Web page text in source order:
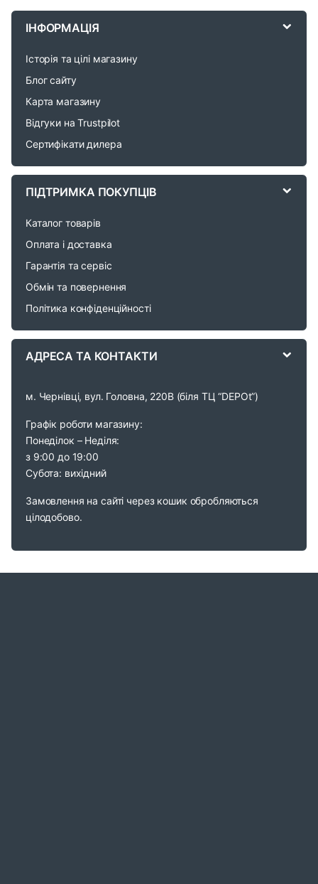
C
ІНФОРМАЦІЯ
Історія та цілі магазину
Блог сайту
Карта магазину
Відгуки на Trustpilot
Сертифікати дилера
ПІДТРИМКА ПОКУПЦІВ
Каталог товарів
Оплата і доставка
Гарантія та сервіс
Обмін та повернення
Політика конфіденційності
АДРЕСА ТА КОНТАКТИ
м. Чернівці, вул. Головна, 220В (біля ТЦ “DEPOt”)
Графік роботи магазину:
Понеділок – Неділя:
з 9:00 до 19:00
Субота: вихідний
Замовлення на сайті через кошик обробляються
цілодобово.